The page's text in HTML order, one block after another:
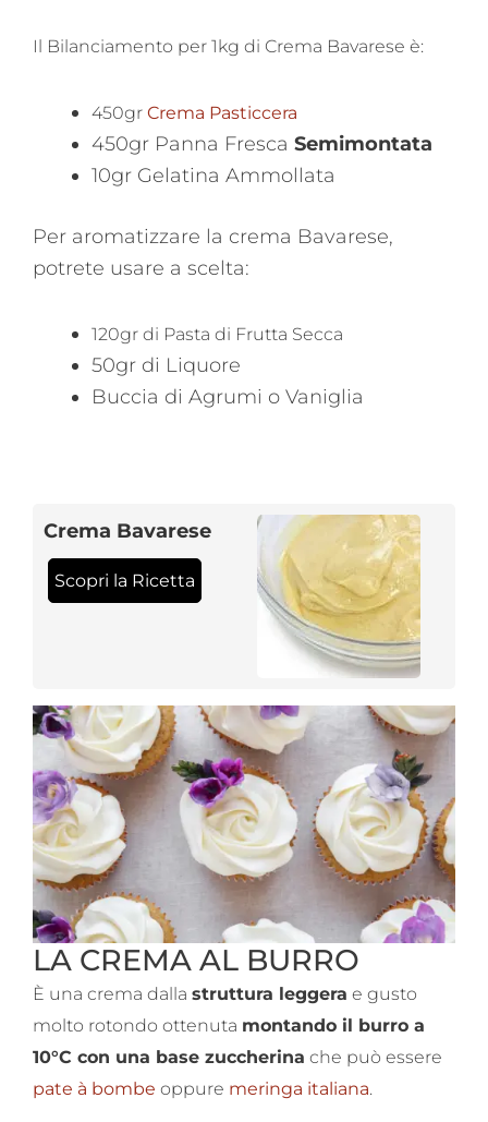
Il Bilanciamento per 1kg di Crema Bavarese è:
450gr Crema Pasticcera
450gr Panna Fresca Semimontata
10gr Gelatina Ammollata
Per aromatizzare la crema Bavarese,
potrete usare a scelta:
120gr di Pasta di Frutta Secca
50gr di Liquore
Buccia di Agrumi o Vaniglia
Crema Bavarese
Scopri la Ricetta
LA CREMA AL BURRO
È una crema dalla struttura leggera e gusto
molto rotondo ottenuta montando il burro a
10°C con una base zuccherina che può essere
pate à bombe oppure meringa italiana.